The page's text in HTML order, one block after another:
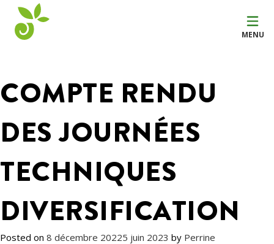
MENU
COMPTE RENDU
DES JOURNÉES
TECHNIQUES
DIVERSIFICATION
Posted on 8 décembre 20225 juin 2023 by Perrine